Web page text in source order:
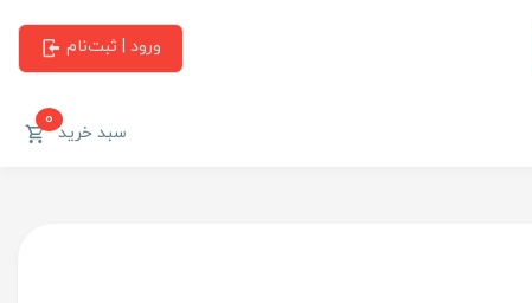
ورود | ثبت‌نام
سبد خرید0